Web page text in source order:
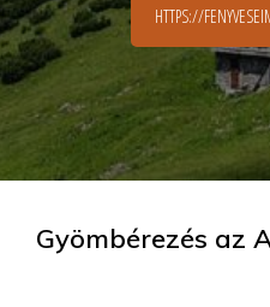
HTTPS://
Gyömbérezés az